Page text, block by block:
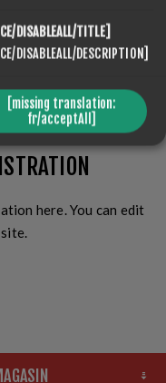
here. You can edit
DISABLEALL/TITLE]
DISABLEALL/DESCRIPTION]
[missing translation:
fr/acceptAll]